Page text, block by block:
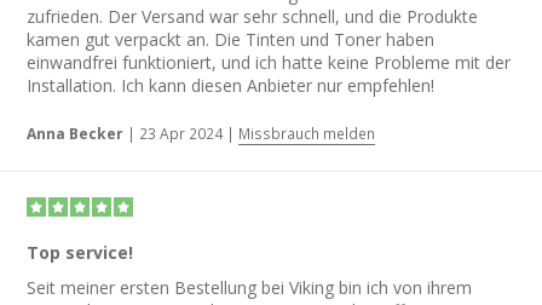
zufrieden. Der Versand war sehr schnell, und die Produkte
kamen gut verpackt an. Die Tinten und Toner haben
einwandfrei funktioniert, und ich hatte keine Probleme mit der
Installation. Ich kann diesen Anbieter nur empfehlen!
Anna Becker | 23 Apr 2024 | Missbrauch melden
Top service!
Seit meiner ersten Bestellung bei Viking bin ich von ihrem